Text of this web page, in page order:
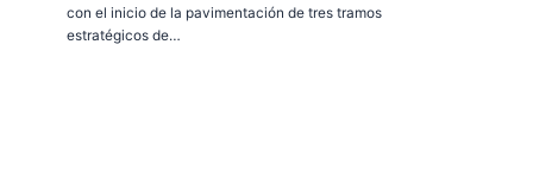
con el inicio de la pavimentación de tres tramos
estratégicos de…